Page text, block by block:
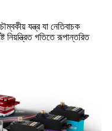
যন্ত্র যা নেতিবাচক
নিয়ন্ত্রিত গতিতে রূপান্তরিত